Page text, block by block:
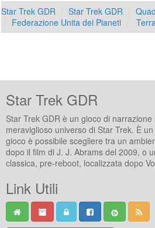
Star Trek GDR Star Trek GDR
Federazione Unita dei Pianeti
Star Trek GDR
Star Trek GDR è un gioco di
meraviglioso universo di Star Trek. È
gioco è possibile scegliere tra un
dopo il film di J. J. Abrams del 2009, o
classica, pre-reboot, localizzata dopo
Link Utili